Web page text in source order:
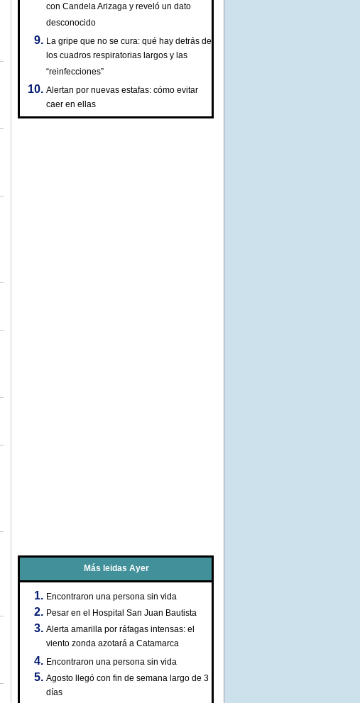
con Candela Arizaga y reveló un dato
desconocido
La gripe que no se cura: qué hay detrás de
los cuadros respiratorias largos y las
“reinfecciones”
Alertan por nuevas estafas: cómo evitar
caer en ellas
Más leidas Ayer
Encontraron una persona sin vida
Pesar en el Hospital San Juan Bautista
Alerta amarilla por ráfagas intensas: el
viento zonda azotará a Catamarca
Encontraron una persona sin vida
Agosto llegó con fin de semana largo de 3
días